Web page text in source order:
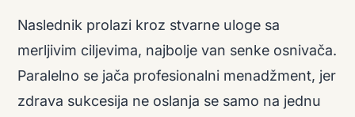
Naslednik prolazi kroz stvarne uloge sa
merljivim ciljevima, najbolje van senke osnivača.
Paralelno se jača profesionalni menadžment, jer
zdrava sukcesija ne oslanja se samo na jednu